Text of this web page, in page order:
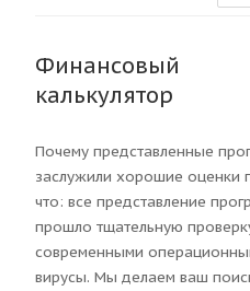
Финансовый
калькулятор
Почему представленные
заслужили хорошие оценки
что: все представление
прошло тщательную
современными
вирусы. Мы делаем ваш